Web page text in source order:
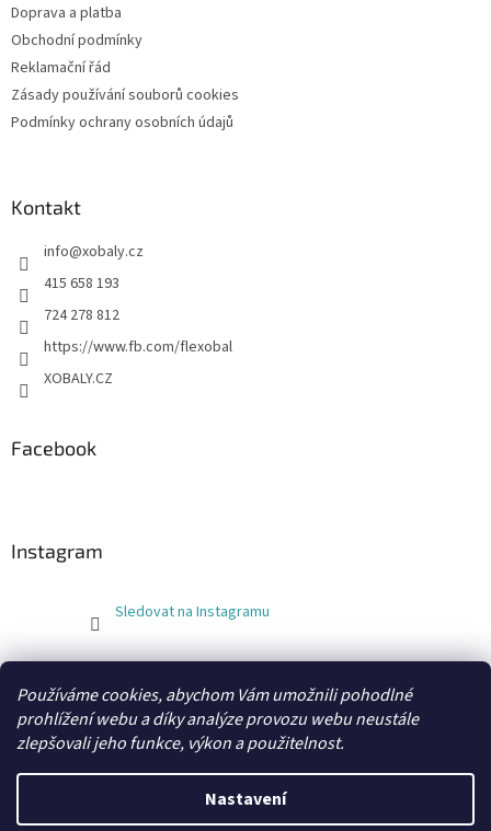
Používáme cookies, abychom Vám umožnili pohodlné
prohlížení webu a díky analýze provozu webu neustále
zlepšovali jeho funkce, výkon a použitelnost.
Nastavení
Doprava a platba
Obchodní podmínky
Reklamační řád
Zásady používání souborů cookies
Podmínky ochrany osobních údajů
Kontakt
info@xobaly.cz
415 658 193
724 278 812
https://www.fb.com/flexobal
XOBALY.CZ
Facebook
Instagram
Sledovat na Instagramu